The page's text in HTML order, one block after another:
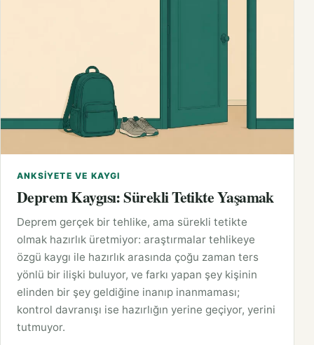
ANKSIYETE VE KAYGI
Deprem Kaygısı: Sürekli Tetikte Yaşamak
Deprem gerçek bir tehlike, ama sürekli tetikte
olmak hazırlık üretmiyor: araştırmalar tehlikeye
özgü kaygı ile hazırlık arasında çoğu zaman ters
yönlü bir ilişki buluyor, ve farkı yapan şey kişinin
elinden bir şey geldiğine inanıp inanmaması;
kontrol davranışı ise hazırlığın yerine geçiyor, yerini
tutmuyor.